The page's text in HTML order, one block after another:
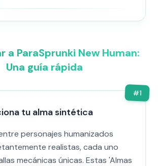
a ParaSprunki New Human:
Una guía rápida
#1
tu alma sintética
personajes humanizados
realistas, cada uno
mecánicas únicas. Estas 'Almas